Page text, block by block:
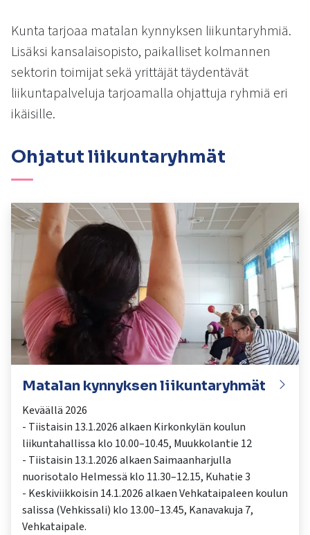
pyyhkäisyliikkeitä.
Kunta tarjoaa matalan kynnyksen liikuntaryhmiä.
Lisäksi kansalaisopisto, paikalliset kolmannen
sektorin toimijat sekä yrittäjät täydentävät
liikuntapalveluja tarjoamalla ohjattuja ryhmiä eri
ikäisille.
Ohjatut liikuntaryhmät
Matalan kynnyksen liikuntaryhmät
Keväällä 2026
- Tiistaisin 13.1.2026 alkaen Kirkonkylän koulun
liikuntahallissa klo 10.00–10.45, Muukkolantie 12
- Tiistaisin 13.1.2026 alkaen Saimaanharjulla
nuorisotalo Helmessä klo 11.30–12.15, Kuhatie 3
- Keskiviikkoisin 14.1.2026 alkaen Vehkataipaleen koulun
salissa (Vehkissali) klo 13.00–13.45, Kanavakuja 7,
Vehkataipale.